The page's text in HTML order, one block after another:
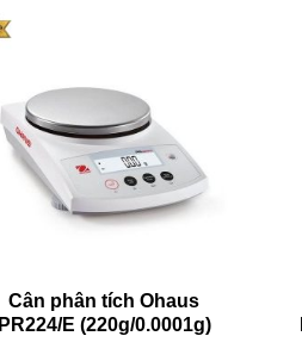
Cân phân tích Ohaus
PR224/E (220g/0.0001g)